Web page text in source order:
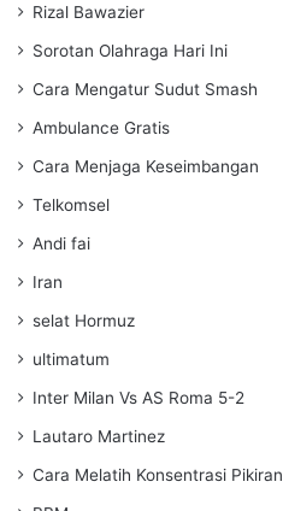
Rizal Bawazier
Sorotan Olahraga Hari Ini
Cara Mengatur Sudut Smash
Ambulance Gratis
Cara Menjaga Keseimbangan
Telkomsel
Andi fai
Iran
selat Hormuz
ultimatum
Inter Milan Vs AS Roma 5-2
Lautaro Martinez
Cara Melatih Konsentrasi Pikiran